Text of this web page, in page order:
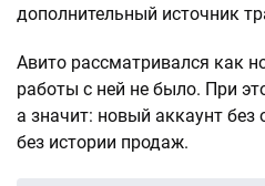
дополнительный источник
Авито рассматривался как
работы с ней не было. При
а значит: новый аккаунт без
без истории продаж.